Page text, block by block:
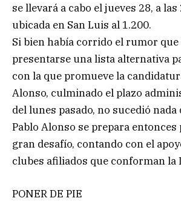
se llevará a cabo el jueves 28, a las
ubicada en San Luis al 1.200.
Si bien había corrido el rumor que
presentarse una lista alternativa
con la que promueve la
Alonso, culminado el plazo
del lunes pasado, no sucedió nada
Pablo Alonso se prepara
gran desafío, contando con el
clubes afiliados que conforman la
PONER DE PIE